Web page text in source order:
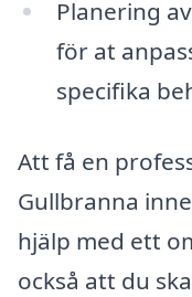
Planering
för at
specifika
Att få en
Gullbranna
hjälp med ett
också att du